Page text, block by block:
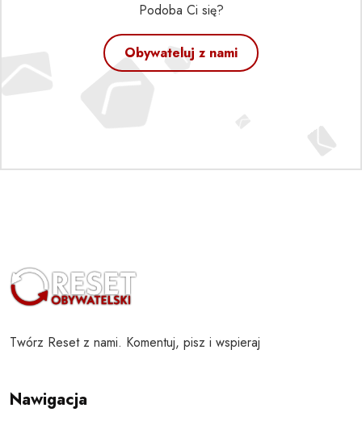
Podoba Ci się?
Obywateluj z nami
Twórz Reset z nami. Komentuj, pisz i wspieraj
Nawigacja